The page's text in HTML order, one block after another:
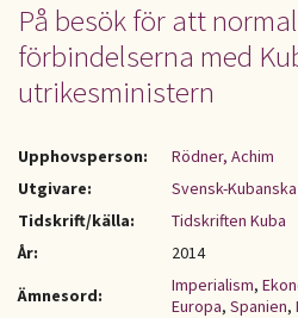
På besök för att
förbindelserna med
utrikesministern
Upphovsperson:
Rödner, Achim
Utgivare:
Svensk-
Tidskrift/källa:
Tidskriften Kuba
År:
2014
Ämnesord:
Imperialism,
Europa, Spanien,